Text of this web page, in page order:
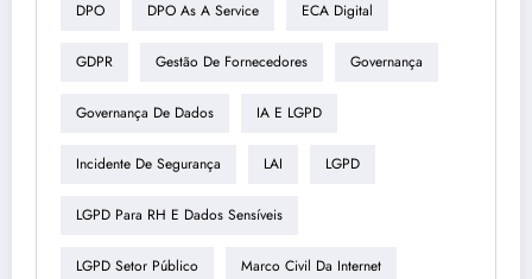
DPO DPO As A Service ECA Digital
GDPR Gestão De Fornecedores Governança
Governança De Dados IA E LGPD
Incidente De Segurança LAI LGPD
LGPD Para RH E Dados Sensíveis
LGPD Setor Público Marco Civil Da Internet